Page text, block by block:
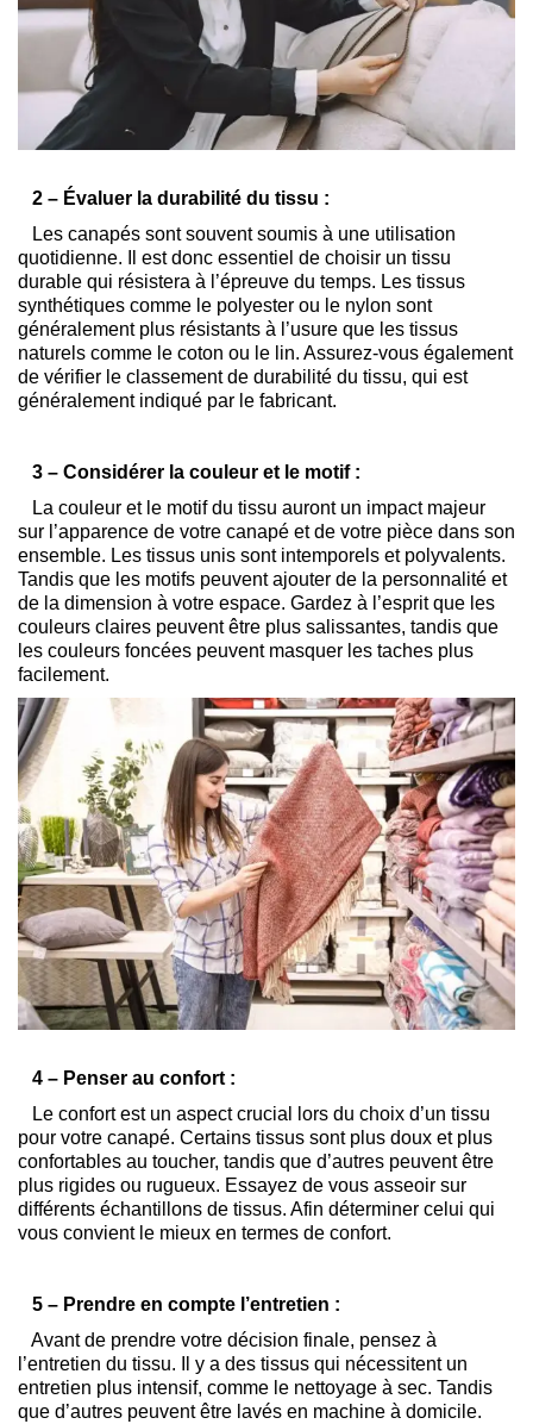
2 – Évaluer la durabilité du tissu :
Les canapés sont souvent soumis à une utilisation
quotidienne. Il est donc essentiel de choisir un tissu
durable qui résistera à l’épreuve du temps. Les tissus
synthétiques comme le polyester ou le nylon sont
généralement plus résistants à l’usure que les tissus
naturels comme le coton ou le lin. Assurez-vous également
de vérifier le classement de durabilité du tissu, qui est
généralement indiqué par le fabricant.
3 – Considérer la couleur et le motif :
La couleur et le motif du tissu auront un impact majeur
sur l’apparence de votre canapé et de votre pièce dans son
ensemble. Les tissus unis sont intemporels et polyvalents.
Tandis que les motifs peuvent ajouter de la personnalité et
de la dimension à votre espace. Gardez à l’esprit que les
couleurs claires peuvent être plus salissantes, tandis que
les couleurs foncées peuvent masquer les taches plus
facilement.
4 – Penser au confort :
Le confort est un aspect crucial lors du choix d’un tissu
pour votre canapé. Certains tissus sont plus doux et plus
confortables au toucher, tandis que d’autres peuvent être
plus rigides ou rugueux. Essayez de vous asseoir sur
différents échantillons de tissus. Afin déterminer celui qui
vous convient le mieux en termes de confort.
5 – Prendre en compte l’entretien :
Avant de prendre votre décision finale, pensez à
l’entretien du tissu. Il y a des tissus qui nécessitent un
entretien plus intensif, comme le nettoyage à sec. Tandis
que d’autres peuvent être lavés en machine à domicile.